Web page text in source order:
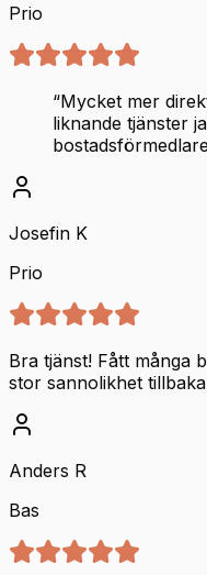
Prio
“Mycket mer
liknande tjänster
Josefin K
Prio
Bra tjänst! Fått många
stor sannolikhet
Anders R
Bas